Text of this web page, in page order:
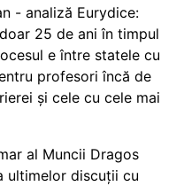
- analiză Eurydice:
25 de ani în timpul
e între statele cu
profesori încă de
și cele cu cele mai
al Muncii Dragos
ultimelor discuții cu